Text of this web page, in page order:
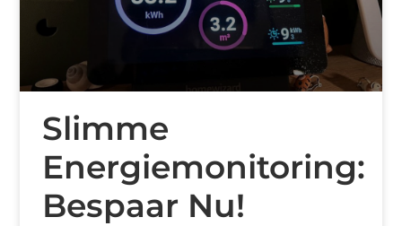
Slimme
Energiemonitoring:
Bespaar Nu!